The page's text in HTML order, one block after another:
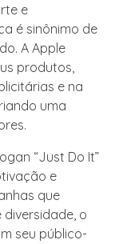
e
é sinônimo de
A Apple
produtos,
e na
uma
“Just Do It”
e
que
diversidade, o
seu público-